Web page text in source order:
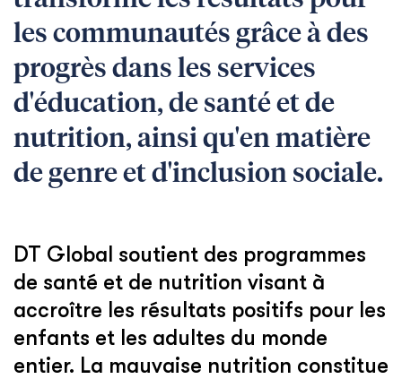
les communautés grâce à des
progrès dans les services
d'éducation, de santé et de
nutrition, ainsi qu'en matière
de genre et d'inclusion sociale.
DT Global soutient des programmes
de santé et de nutrition visant à
accroître les résultats positifs pour les
enfants et les adultes du monde
entier. La mauvaise nutrition constitue